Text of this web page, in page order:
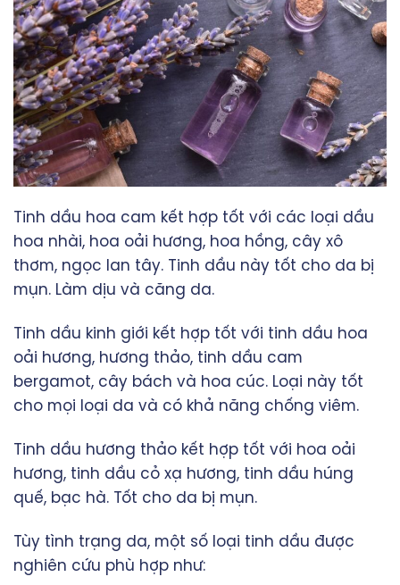
Tinh dầu hoa cam kết hợp tốt với các loại dầu
hoa nhài, hoa oải hương, hoa hồng, cây xô
thơm, ngọc lan tây. Tinh dầu này tốt cho da bị
mụn. Làm dịu và căng da.
Tinh dầu kinh giới kết hợp tốt với tinh dầu hoa
oải hương, hương thảo, tinh dầu cam
bergamot, cây bách và hoa cúc. Loại này tốt
cho mọi loại da và có khả năng chống viêm.
Tinh dầu hương thảo kết hợp tốt với hoa oải
hương, tinh dầu cỏ xạ hương, tinh dầu húng
quế, bạc hà. Tốt cho da bị mụn.
Tùy tình trạng da, một số loại tinh dầu được
nghiên cứu phù hợp như: